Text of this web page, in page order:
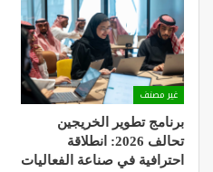
غير مصنف
برنامج تطوير الخريجين
تحالف 2026: انطلاقة
احترافية في صناعة الفعاليات